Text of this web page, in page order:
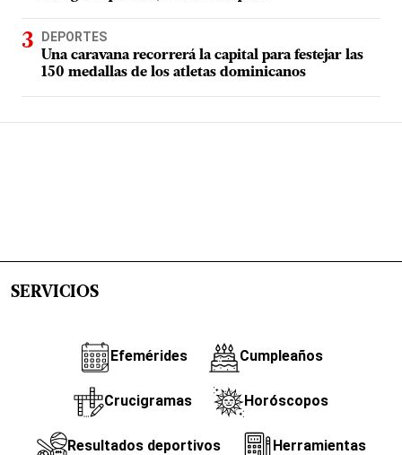
DEPORTES
Una caravana recorrerá la capital para festejar las
150 medallas de los atletas dominicanos
SERVICIOS
Efemérides Cumpleaños
Crucigramas Horóscopos
Resultados deportivos Herramientas